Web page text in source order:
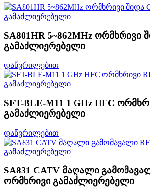
SA801HR 5~862MHz ორმხრივი
გამაძლიერებელი
დაწვრილებით
SFT-BLE-M11 1 GHz HFC
გამაძლიერებელი
დაწვრილებით
SA831 CATV მაღალი
ორმხრივი გამაძლიერებელი